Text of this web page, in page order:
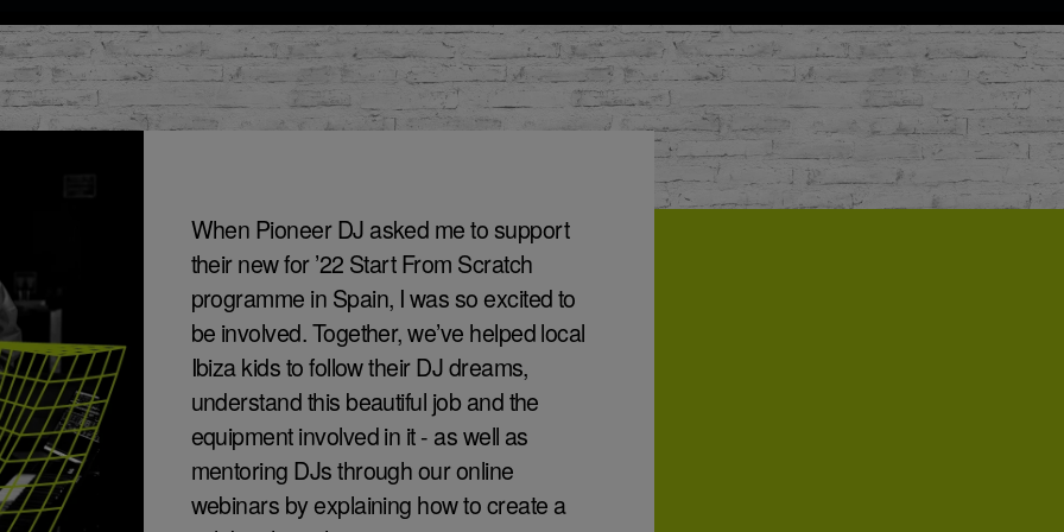
When Pioneer DJ asked me to support
their new for ’22 Start From Scratch
programme in Spain, I was so excited to
be involved. Together, we’ve helped local
Ibiza kids to follow their DJ dreams,
understand this beautiful job and the
equipment involved in it - as well as
mentoring DJs through our online
webinars by explaining how to create a